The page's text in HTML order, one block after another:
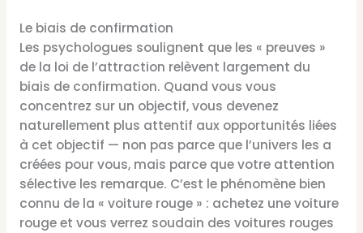
Le biais de confirmation
Les psychologues soulignent que les « preuves »
de la loi de l’attraction relèvent largement du
biais de confirmation. Quand vous vous
concentrez sur un objectif, vous devenez
naturellement plus attentif aux opportunités liées
à cet objectif — non pas parce que l’univers les a
créées pour vous, mais parce que votre attention
sélective les remarque. C’est le phénomène bien
connu de la « voiture rouge » : achetez une voiture
rouge et vous verrez soudain des voitures rouges